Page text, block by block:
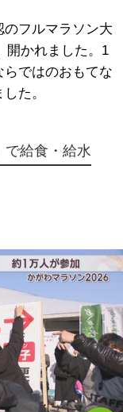
フルマラソン大
開かれました。1
ではのおもてな
た。
で給食・給水